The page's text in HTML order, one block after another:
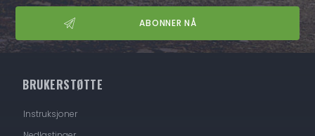
BRUKERSTØTTE
Instruksjoner